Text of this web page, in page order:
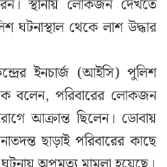
স্থানীয় লোকজন দেখতে
ঘটনাস্থাল থেকে লাশ উদ্ধার
ইনচার্জ (আইসি) পুলিশ
বলেন, পরিবারের লোকজন
আক্রান্ত ছিলেন। ডোবায়
ছাড়াই পরিবারের কাছে